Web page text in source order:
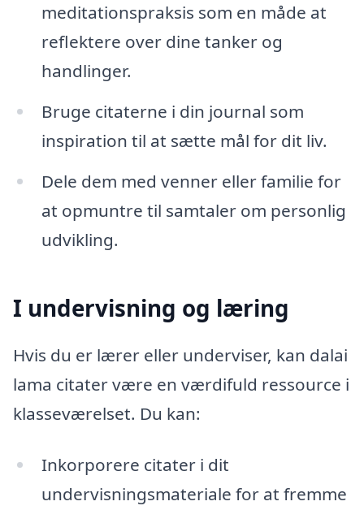
meditationspraksis som en måde at
reflektere over dine tanker og
handlinger.
Bruge citaterne i din journal som
inspiration til at sætte mål for dit liv.
Dele dem med venner eller familie for
at opmuntre til samtaler om personlig
udvikling.
I undervisning og læring
Hvis du er lærer eller underviser, kan dalai
lama citater være en værdifuld ressource i
klasseværelset. Du kan:
Inkorporere citater i dit
undervisningsmateriale for at fremme